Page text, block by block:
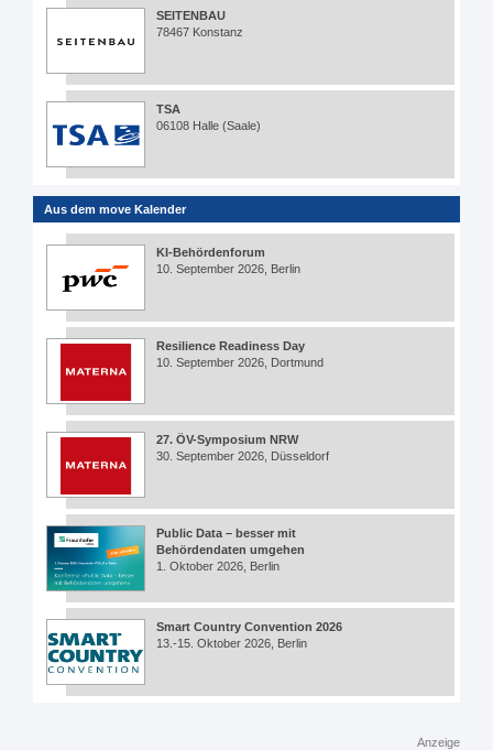
SEITENBAU
78467 Konstanz
TSA
06108 Halle (Saale)
Aus dem move Kalender
KI-Behördenforum
10. September 2026, Berlin
Resilience Readiness Day
10. September 2026, Dortmund
27. ÖV-Symposium NRW
30. September 2026, Düsseldorf
Public Data – besser mit
Behördendaten umgehen
1. Oktober 2026, Berlin
Smart Country Convention 2026
13.-15. Oktober 2026, Berlin
Anzeige